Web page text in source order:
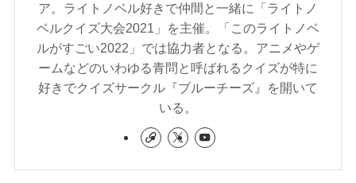
ア。ライトノベル好きで仲間と一緒に「ライトノ
ベルクイズ大会2021」を主催。「このライトノベ
ルがすごい2022」では協力者となる。アニメやゲ
ームなどのいわゆる青問と呼ばれるクイズが特に
好きでクイズサークル『ブルーチーズ』を開いて
いる。